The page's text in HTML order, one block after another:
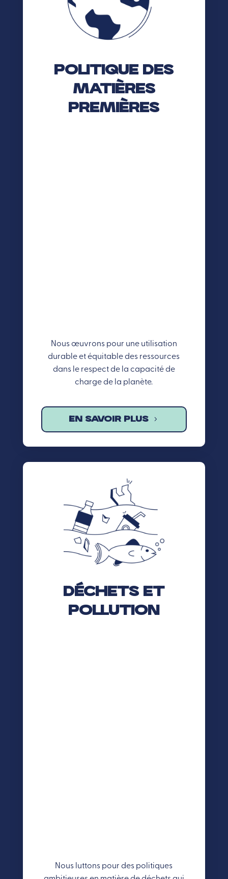
Politique des
matières
premières
Nous œuvrons pour une utilisation
durable et équitable des ressources
dans le respect de la capacité de
charge de la planète.
EN SAVOIR PLUS
Déchets et
pollution
Nous luttons pour des politiques